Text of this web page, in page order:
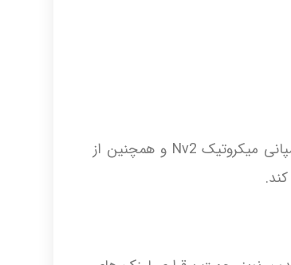
RBLHG-5nD میکروتیک از پروتکل اختصاصی و امنیتی کمپانی میکروتیک Nv2 و همچنین از